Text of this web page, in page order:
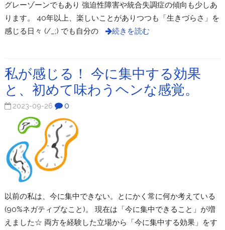
グレーゾーンでもあり 強迫性障害や統合失調症の傾向も少しあ
ります。 40年以上、楽しいことがありつつも「生きづらさ」を
感じる日々 (/_;) でも自分の
続きを読む
私が感じる！ 今に集中する効果
と、初めて味わうヘンな感覚。
2023-09-26 0
以前の私は、今に集中できない。とにかく常に何か考えている
(90%ネガティブなこと)。 現在は「今に集中できること」が増
えました☆ 両方を経験した立場から「今に集中する効果」をす